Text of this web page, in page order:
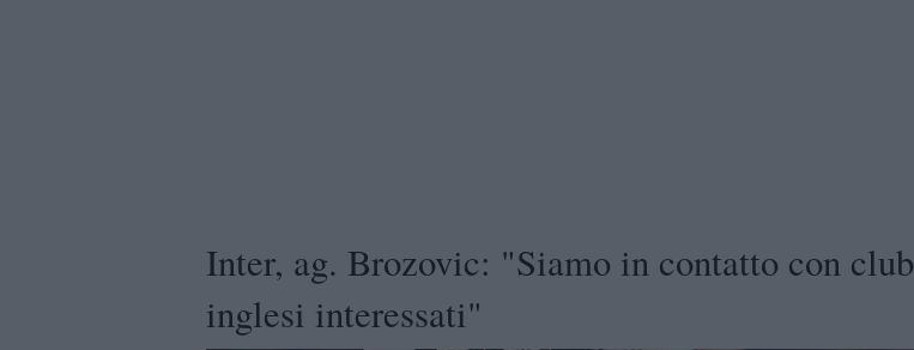
Inter, ag. Brozovic: "Siamo in contatto con club
inglesi interessati"